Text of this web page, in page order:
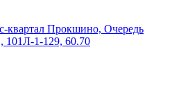
квартал Прокшино, Очередь
101Л-1-129, 60.70